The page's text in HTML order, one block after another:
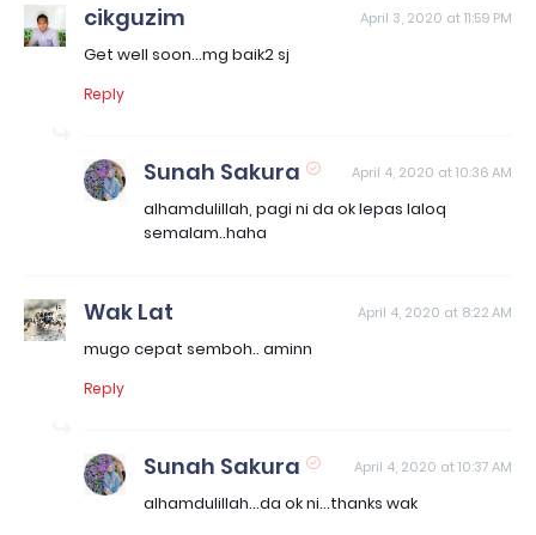
cikguzim April 3, 2020 at 11:59 PM
Get well soon...mg baik2 sj
Reply
Sunah Sakura April 4, 2020 at 10:36 AM
alhamdulillah, pagi ni da ok lepas laloq
semalam..haha
Wak Lat April 4, 2020 at 8:22 AM
mugo cepat semboh.. aminn
Reply
Sunah Sakura April 4, 2020 at 10:37 AM
alhamdulillah...da ok ni...thanks wak